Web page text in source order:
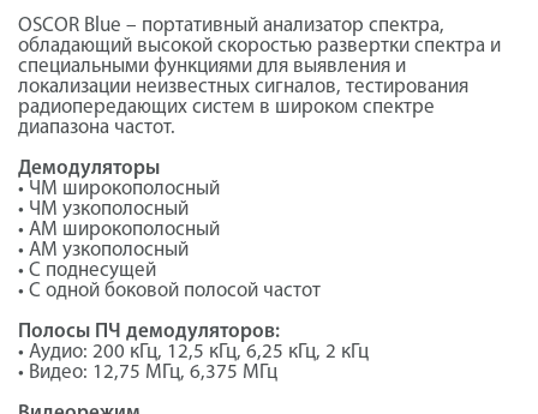
OSCOR Blue – портативный анализатор спектра,
обладающий высокой скоростью развертки спектра и
специальными функциями для выявления и
локализации неизвестных сигналов, тестирования
радиопередающих систем в широком спектре
диапазона частот.
Демодуляторы
• ЧМ широкополосный
• ЧМ узкополосный
• АМ широкополосный
• АМ узкополосный
• С поднесущей
• С одной боковой полосой частот
Полосы ПЧ демодуляторов:
• Аудио: 200 кГц, 12,5 кГц, 6,25 кГц, 2 кГц
• Видео: 12,75 МГц, 6,375 МГц